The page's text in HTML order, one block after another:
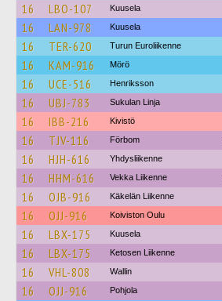
16 LBO-107 Kuusela
16 LAN-978 Kuusela
16 TER-620 Turun Euroliikenne
16 KAM-916 Mörö
16 UCE-516 Henriksson
16 UBJ-783 Sukulan Linja
16 IBB-216 Kivistö
16 TJV-116 Förbom
16 HJH-616 Yhdysliikenne
16 HHM-616 Vekka Liikenne
16 OJB-916 Käkelän Liikenne
16 OJJ-916 Koiviston Oulu
16 LBX-175 Kuusela
16 LBX-175 Ketosen Liikenne
16 VHL-808 Wallin
16 OJJ-916 Pohjola